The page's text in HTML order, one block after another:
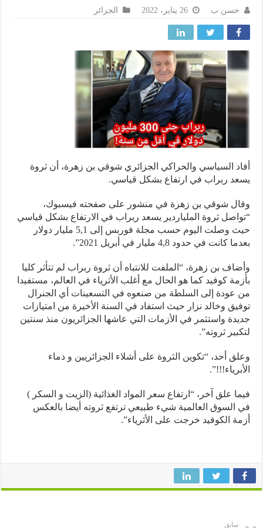
حسن ب الجزائر
السياسي والحراكي الجزائري شوقي بن زهرة، أن ثروة
ربراب في ارتفاع بشكل قياسي.
شوقي بن زهرة في منشور على صفحته فيسبوك،
ثروة الملياردير يسعد ربراب في الارتفاع بشكل قياسي
حيث وصلت اليوم حسب مجلة فوربس إلى 5,1 مليار دولار
كانت في حدود 4,8 مليار في أبريل 2021”.
بن زهرة، “الملفت للانتباه أن ثروة ربراب لم تتأثر كليا
كوفيد كما هو الحال مع أغلب الأثرياء في العالم، مستفيدا
عودة إلى السلطة من صنعوه في التسعينات أي الجنرال
وخالد نزار حيث استفاد في السنة الأخيرة من امتيازات
واستثمر في الأزمات التي عاشها الجزائريون منذ سنتين
ثروته”.
أحد، “تكوين الثروة على أشلاء الجزائريين و دماء
علق آخر، “ارتفاع سعر المواد الغذائية (الزيت و السكر )
السوق العالمية شيء طبيعي ترتفع ثروته أيضا بالعكس
الكوفيد خرجت على الأثرياء”.